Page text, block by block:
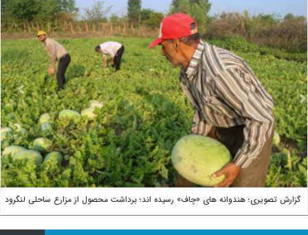
گزارش تصویری؛ هندوانه های «چاف» رسیده اند؛ برداشت محصول از مزارع ساحلی لنگرود
Next